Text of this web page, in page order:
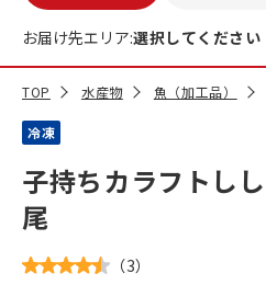
お届け先エリア:選択してください
TOP 水産物 魚（加工品）
冷凍
子持ちカラフトし
尾
（3）